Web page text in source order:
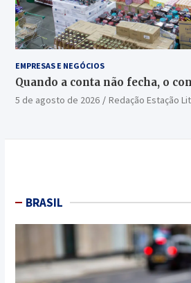
EMPRESAS E NEGÓCIOS
Quando a conta não fecha, o
5 de agosto de 2026 Redação Estação
BRASIL